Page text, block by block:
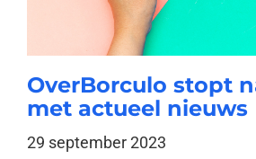
OverBorculo stopt
met actueel nieuws
29 september 2023